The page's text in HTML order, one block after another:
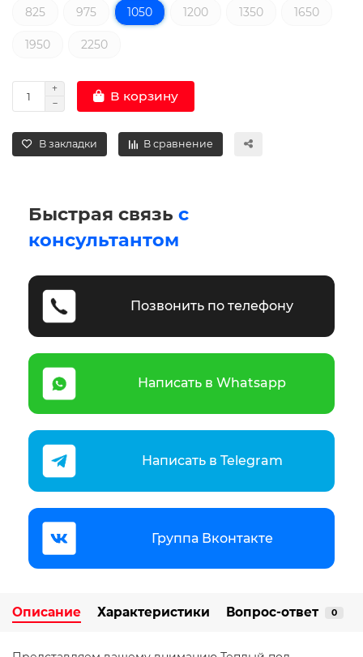
825 975 1050 1200 1350 1650
1950 2250
В корзину
В закладки В сравнение
Быстрая связь с
консультантом
Позвонить по телефону
Написать в Whatsapp
Написать в Telegram
Группа Вконтакте
Описание Характеристики Вопрос-ответ 0